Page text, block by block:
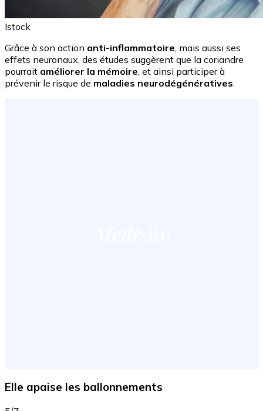
Istock
Grâce à son action anti-inflammatoire , mais aussi ses
effets neuronaux, des études suggèrent que la coriandre
pourrait améliorer la mémoire , et ainsi participer à
prévenir le risque de maladies neurodégénératives
Elle apaise les ballonnements